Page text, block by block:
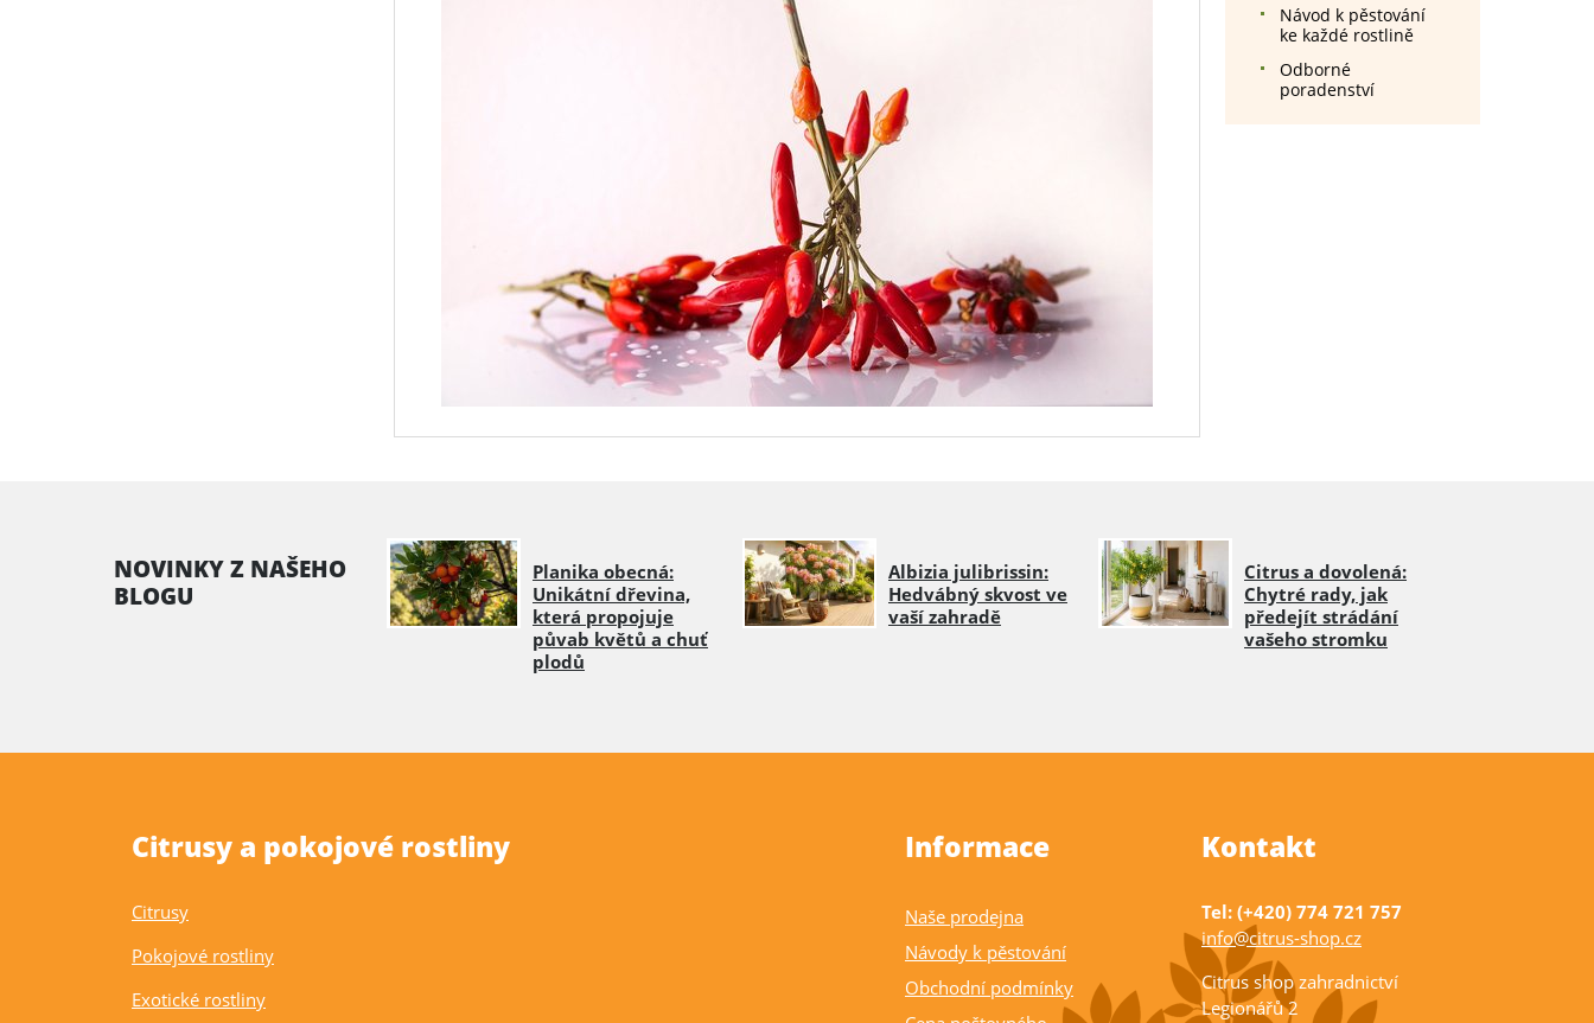
Návod k pěstování
ke každé rostlině
Odborné
poradenství
NOVINKY Z NAŠEHO
BLOGU
Planika obecná:
Unikátní dřevina,
která propojuje
půvab květů a chuť
plodů
Albizia julibrissin:
Hedvábný skvost ve
vaší zahradě
Citrus a dovolená:
Chytré rady, jak
předejít strádání
vašeho stromku
Citrusy a pokojové rostliny
Citrusy
Pokojové rostliny
Exotické rostliny
Informace
Naše prodejna
Návody k pěstování
Obchodní podmínky
Kontakt
Tel: (+420) 774 721 757
info@citrus-shop.cz
Citrus shop zahradnictví
Legionářů 2